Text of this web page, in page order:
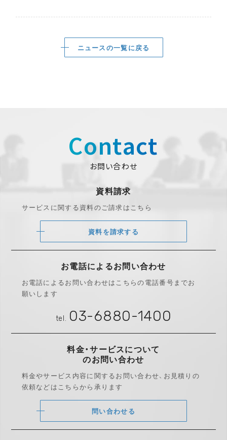
ニュースの一覧に戻る
Contact
お問い合わせ
資料請求
サービスに関する資料のご請求はこちら
資料を請求する
お電話によるお問い合わせ
お電話によるお問い合わせはこちらの電話番号までお
願いします
tel. 03-6880-1400
料金・サービスについて
のお問い合わせ
料金やサービス内容に関するお問い合わせ、 お見積りの
依頼などはこちらから承ります
問い合わせる